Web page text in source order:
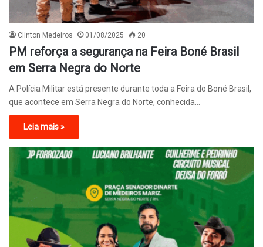
Clinton Medeiros 01/08/2025 20
PM reforça a segurança na Feira Boné Brasil
em Serra Negra do Norte
A Polícia Militar está presente durante toda a Feira do Boné Brasil,
que acontece em Serra Negra do Norte, conhecida…
Leia mais »